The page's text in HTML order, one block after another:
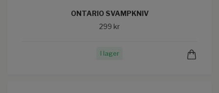
ONTARIO SVAMPKNIV
299 kr
I lager